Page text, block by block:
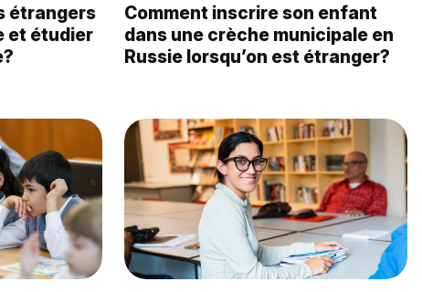
étrangers
et étudier
Comment inscrire son enfant
dans une crèche municipale en
Russie lorsqu’on est étranger?